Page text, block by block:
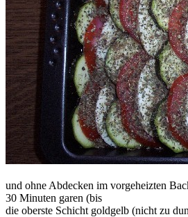
und ohne Abdecken im vorgeheizten
30 Minuten garen (bis
die oberste Schicht goldgelb (nicht zu